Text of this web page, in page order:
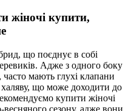
жіночі купити,
що поєднує в собі
Адже з одного боку
мають глухі клапани
халяву, що може доходити до
купити жіночі
весняного сезону, адже вони